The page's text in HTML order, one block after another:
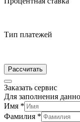
Тип платежей
Рассчитать
Заказать сервис
Для заполнения
Имя *
Фамилия *